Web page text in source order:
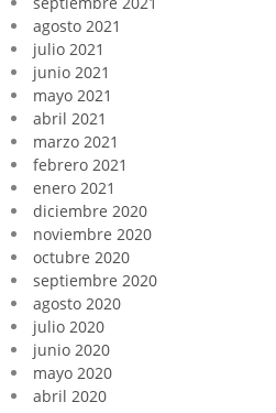
agosto 2021
julio 2021
junio 2021
mayo 2021
abril 2021
marzo 2021
febrero 2021
enero 2021
diciembre 2020
noviembre 2020
octubre 2020
septiembre 2020
agosto 2020
julio 2020
junio 2020
mayo 2020
abril 2020